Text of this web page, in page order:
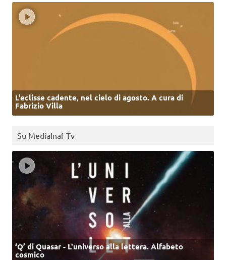
L’eclisse cadente, nel cielo di agosto. A cura di
Fabrizio Villa
Su MediaInaf Tv
‘Q’ di Quasar - L'universo alla lettera. Alfabeto
cosmico